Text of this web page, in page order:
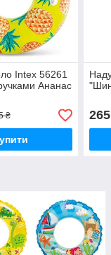
Intex 56261
Ананас
₴ 265